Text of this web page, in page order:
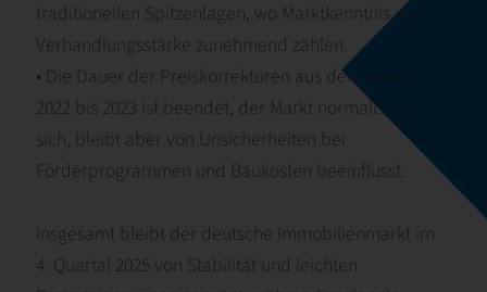
traditionellen Spitzenlagen, wo Marktkenntnis und
Verhandlungsstärke zunehmend zählen.
• Die Dauer der Preiskorrekturen aus den Jahren
2022 bis 2023 ist beendet, der Markt normalisiert
sich, bleibt aber von Unsicherheiten bei
Förderprogrammen und Baukosten beeinflusst.
Insgesamt bleibt der deutsche Immobilienmarkt im
4. Quartal 2025 von Stabilität und leichten